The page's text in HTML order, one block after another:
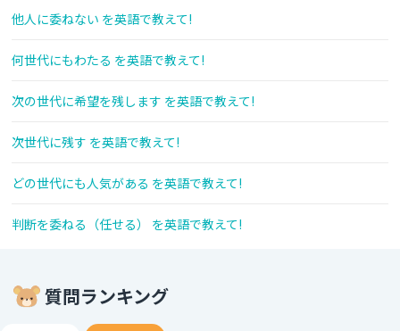
他人に委ねない を英語で教えて!
何世代にもわたる を英語で教えて!
次の世代に希望を残します を英語で教えて!
次世代に残す を英語で教えて!
どの世代にも人気がある を英語で教えて!
判断を委ねる（任せる） を英語で教えて!
質問ランキング